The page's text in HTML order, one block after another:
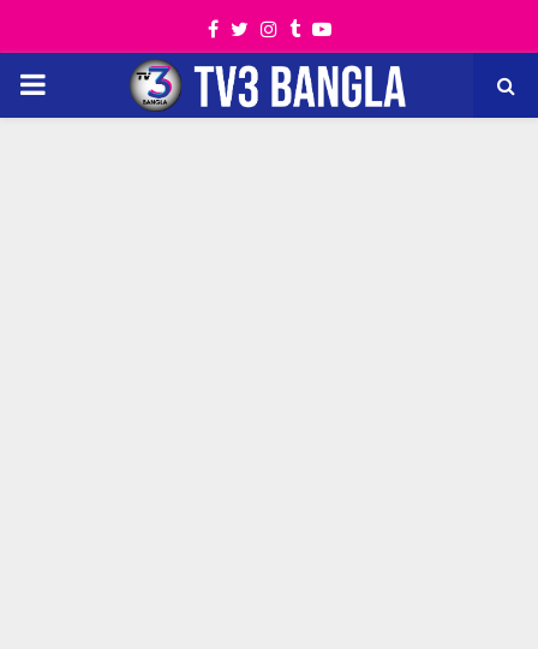
Facebook
TwitterInstagram
TumblrYoutube
PRIMARY